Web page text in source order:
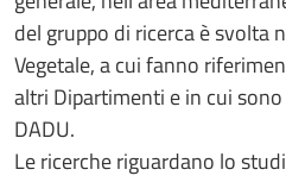
del gruppo di ricerca è svolta
Vegetale, a cui fanno
altri Dipartimenti e in cui
DADU.
Le ricerche riguardano lo